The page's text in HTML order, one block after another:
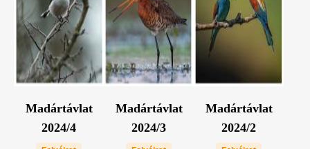
Madártávlat
2024/4
Madártávlat
2024/3
Madártávlat
2024/2